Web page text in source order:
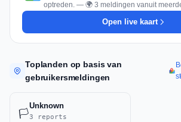
optreden. — 🌍 3 meldingen vanuit
Open live kaart
Toplanden op basis van
gebruikersmeldingen
🏳️
Unknown
3 reports